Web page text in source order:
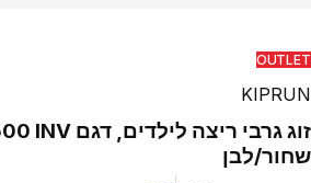
OUTLET
KIPRUN
זוג גרבי ריצה לילדים, דגם KIPRUN 500 INV -
שחור/לבן